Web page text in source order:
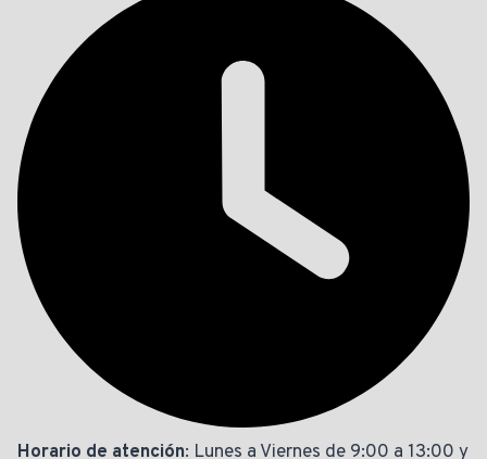
Horario de atención: Lunes a Viernes de 9:00 a 13:00 y